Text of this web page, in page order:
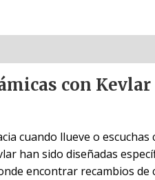
con
cuando llueve o
han sido diseñadas
encontrar recambios